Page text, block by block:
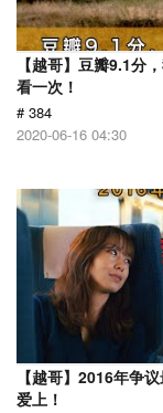
【越哥】豆瓣9.1分
看一次！
# 384
2020-06-16 04:30
【越哥】2016年争
爱上！